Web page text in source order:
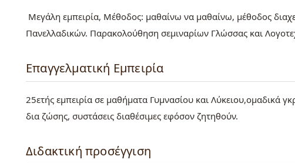
Μεγάλη εμπειρία, Μέθοδος: μαθαίνω να μαθαίνω, μέθοδος
Πανελλαδικών. Παρακολούθηση σεμιναρίων Γλώσσας και
Επαγγελματική Εμπειρία
25ετής εμπειρία σε μαθήματα Γυμνασίου και Λύκειου,ομαδικά
δια ζώσης, συστάσεις διαθέσιμες εφόσον ζητηθούν.
Διδακτική προσέγγιση